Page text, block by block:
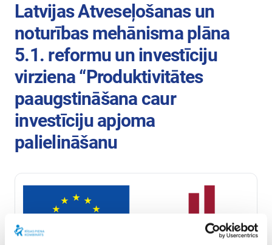
Latvijas Atveseļošanas un
noturības mehānisma plāna
5.1. reformu un investīciju
virziena “Produktivitātes
paaugstināšana caur
investīciju apjoma
palielināšanu